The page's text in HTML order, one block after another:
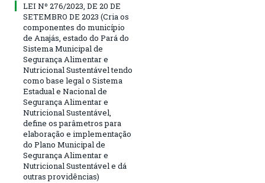
LEI Nº 276/2023, DE 20 DE
SETEMBRO DE 2023 (Cria os
componentes do município
de Anajás, estado do Pará do
Sistema Municipal de
Segurança Alimentar e
Nutricional Sustentável tendo
como base legal o Sistema
Estadual e Nacional de
Segurança Alimentar e
Nutricional Sustentável,
define os parâmetros para
elaboração e implementação
do Plano Municipal de
Segurança Alimentar e
Nutricional Sustentável e dá
outras providências)